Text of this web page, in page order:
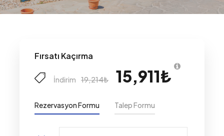
Fırsatı Kaçırma
İndirim 19,214₺ 15,911₺
Rezervasyon Formu Talep Formu